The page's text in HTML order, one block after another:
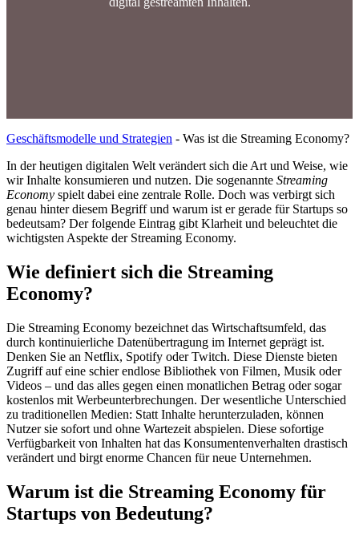
Geschäftsmodelle und Strategien - Was ist die Streaming Economy?
In der heutigen digitalen Welt verändert sich die Art und Weise, wie
wir Inhalte konsumieren und nutzen. Die sogenannte Streaming
Economy spielt dabei eine zentrale Rolle. Doch was verbirgt sich
genau hinter diesem Begriff und warum ist er gerade für Startups so
bedeutsam? Der folgende Eintrag gibt Klarheit und beleuchtet die
wichtigsten Aspekte der Streaming Economy.
Wie definiert sich die Streaming
Economy?
Die Streaming Economy bezeichnet das Wirtschaftsumfeld, das
durch kontinuierliche Datenübertragung im Internet geprägt ist.
Denken Sie an Netflix, Spotify oder Twitch. Diese Dienste bieten
Zugriff auf eine schier endlose Bibliothek von Filmen, Musik oder
Videos – und das alles gegen einen monatlichen Betrag oder sogar
kostenlos mit Werbeunterbrechungen. Der wesentliche Unterschied
zu traditionellen Medien: Statt Inhalte herunterzuladen, können
Nutzer sie sofort und ohne Wartezeit abspielen. Diese sofortige
Verfügbarkeit von Inhalten hat das Konsumentenverhalten drastisch
verändert und birgt enorme Chancen für neue Unternehmen.
Warum ist die Streaming Economy für
Startups von Bedeutung?